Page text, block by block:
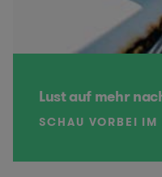
Lust auf mehr
SCHAU VORBEI